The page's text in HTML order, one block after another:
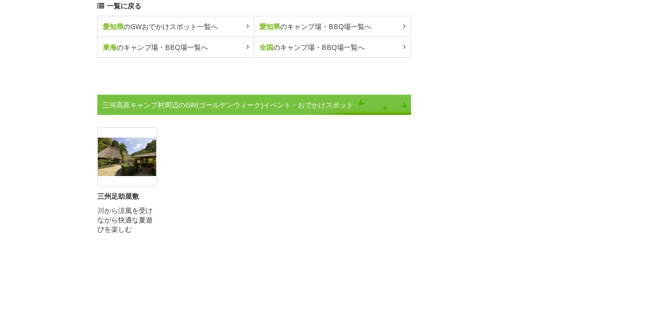
一覧に戻る
愛知県のGWおでかけスポット一覧へ 愛知県のキャンプ場・BBQ場一覧へ
東海のキャンプ場・BBQ場一覧へ 全国のキャンプ場・BBQ場一覧へ
三河高原キャンプ村周辺のGW(ゴールデンウィーク)イベント・おでかけスポット
三州足助屋敷
川から涼風を受け
ながら快適な夏遊
びを楽しむ